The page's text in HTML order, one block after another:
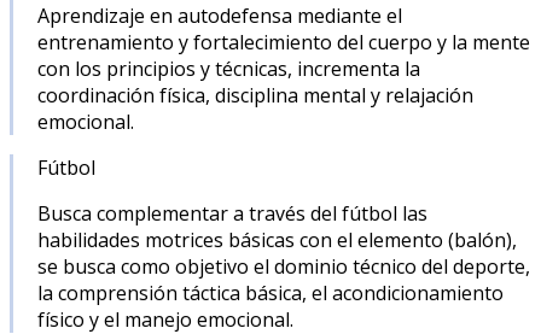
Aprendizaje en autodefensa mediante el
entrenamiento y fortalecimiento del cuerpo y la mente
con los principios y técnicas, incrementa la
coordinación física, disciplina mental y relajación
emocional.
Fútbol
Busca complementar a través del fútbol las
habilidades motrices básicas con el elemento (balón),
se busca como objetivo el dominio técnico del deporte,
la comprensión táctica básica, el acondicionamiento
físico y el manejo emocional.